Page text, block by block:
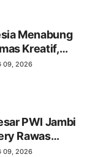
Menabung
Kreatif,
Raih Juara
09, 2026
PWI Jambi
Rawas
PWI
09, 2026